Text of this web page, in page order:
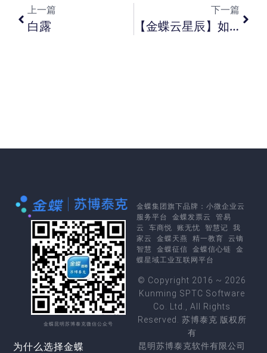
上一篇
白露
下一篇
【金蝶云星辰】如何使用商品收发明细表？【金蝶云星辰】期末结转模板叁数设置操作指南【金蝶云星辰】小规模纳税人如何计提税费的期末结转处理？
金蝶昆明苏博泰克微信公众号
为什么选择金蝶
金蝶集团旗下品牌： 小微企业云
服务平台
金蝶发票云
管易
云
车商悦 账无忧 智慧记
我
家云
金蝶天燕 精一教育
云镝
智慧
金蝶征信 金蝶信心链
金
蝶星域工业互联网平台
© Copyright 2016 ~ 2026
Kunming SPTC Software
Co. Ltd., All Rights
Reserved. 苏博泰克 版权所
有
昆明苏博泰克软件有限公司